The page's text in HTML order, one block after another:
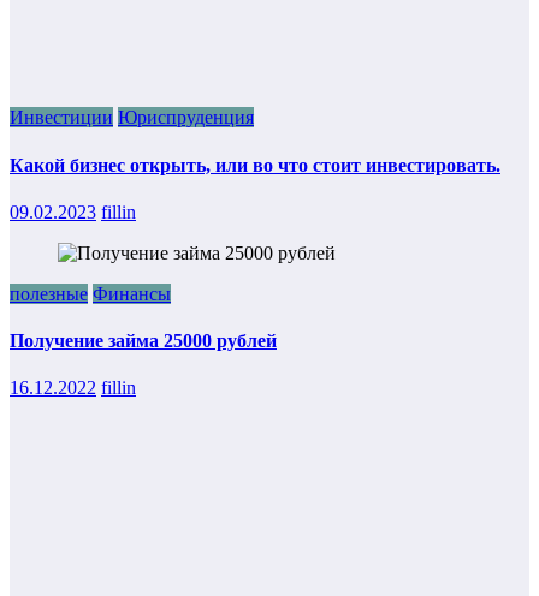
Инвестиции Юриспруденция
Какой бизнес открыть, или во что стоит инвестировать.
09.02.2023 fillin
полезные Финансы
Получение займа 25000 рублей
16.12.2022 fillin